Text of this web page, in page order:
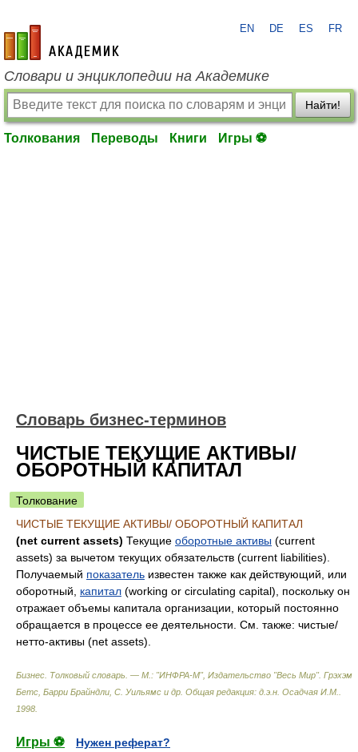
academic.ru
EN DE ES FR
Словари и энциклопедии на Академике
Найти!
Толкования Переводы Книги Игры ⚽
Словарь бизнес-терминов
ЧИСТЫЕ ТЕКУЩИЕ АКТИВЫ/
ОБОРОТНЫЙ КАПИТАЛ
Толкование
ЧИСТЫЕ ТЕКУЩИЕ АКТИВЫ/ ОБОРОТНЫЙ КАПИТАЛ
(net current assets) Текущие оборотные активы (current
assets) за вычетом текущих обязательств (current liabilities).
Получаемый показатель известен также как действующий, или
оборотный, капитал (working or circulating capital), поскольку он
отражает объемы капитала организации, который постоянно
обращается в процессе ее деятельности. См. также: чистые/
нетто-активы (net assets).
Бизнес. Толковый словарь. — М.: "ИНФРА-М", Издательство "Весь Мир". Грэхэм
Бетс, Барри Брайндли, С. Уильямс и др. Общая редакция: д.э.н. Осадчая И.М.
1998
Игры ⚽
Нужен реферат?